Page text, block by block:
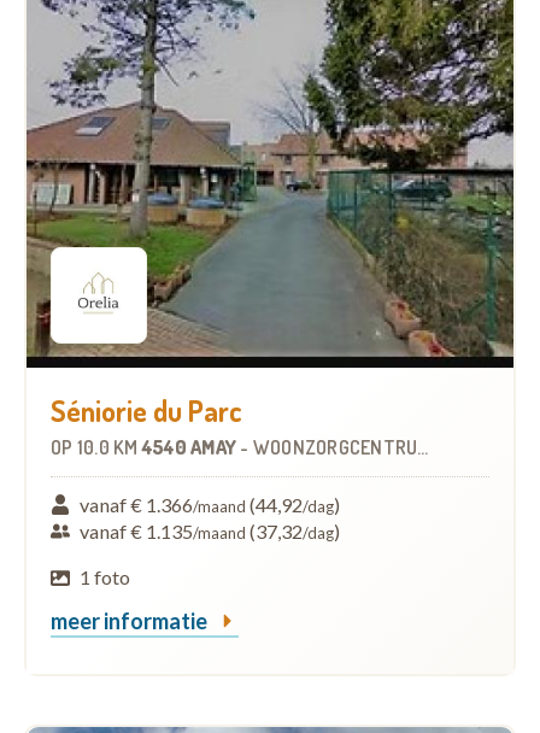
Séniorie du Parc
OP 10.0 KM 4540 AMAY - WOONZORGCENTRUM (WZC)
vanaf € 1.366/maand (44,92/dag)
vanaf € 1.135/maand (37,32/dag)
1 foto
meer informatie